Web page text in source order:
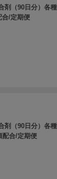
剤（90日分）各
合/定期便
剤（90日分）各
配合/定期便